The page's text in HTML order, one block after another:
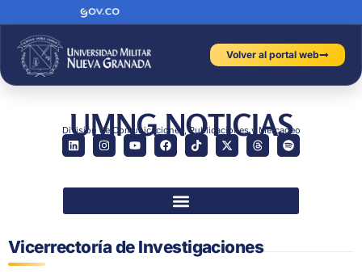
Volver al portal web
UMNG NOTICIAS
División de Comunicaciones, Publicaciones y Mercadeo
Vicerrectoría de Investigaciones